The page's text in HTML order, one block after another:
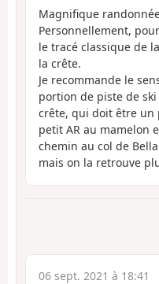
Magnifique
Personnellement,
le tracé classique de
la crête.
Je recommande le
portion de piste de
crête, qui doit être un
petit AR au mamelon
chemin au col de
mais on la retrouve
06 sept. 2021 à 18:41